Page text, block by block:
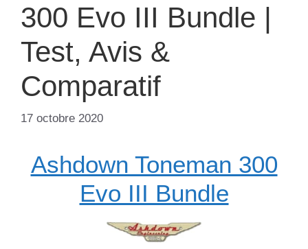
300 Evo III Bundle |
Test, Avis &
Comparatif
17 octobre 2020
Ashdown Toneman 300
Evo III Bundle